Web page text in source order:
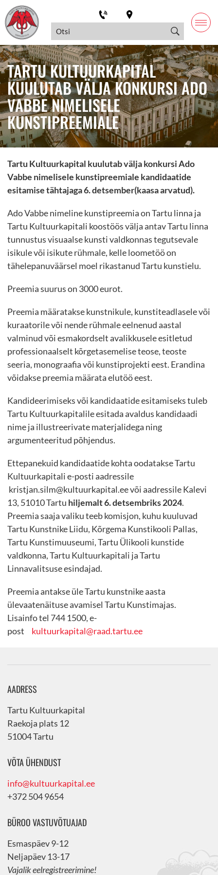
TARTU KULTUURKAPITAL
KUULUTAB VÄLJA KONKURSI ADO
VABBE NIMELISELE
KUNSTIPREEMIALE
Tartu Kultuurkapital kuulutab välja konkursi Ado
Vabbe nimelisele kunstipreemiale kandidaatide
esitamise tähtajaga 6. detsember(kaasa arvatud).
Ado Vabbe nimeline kunstipreemia on Tartu linna ja
Tartu Kultuurkapitali koostöös välja antav Tartu linna
tunnustus visuaalse kunsti valdkonnas tegutsevale
isikule või isikute rühmale, kelle loometöö on
tähelepanuväärsel moel rikastanud Tartu kunstielu.
Preemia suurus on 3000 eurot.
Preemia määratakse kunstnikule, kunstiteadlasele või
kuraatorile või nende rühmale eelnenud aastal
valminud või esmakordselt avalikkusele esitletud
professionaalselt kõrgetasemelise teose, teoste
seeria, monograafia või kunstiprojekti eest. Erandina
võidakse preemia määrata elutöö eest.
Kandideerimiseks või kandidaatide esitamiseks tuleb
Tartu Kultuurkapitalile esitada avaldus kandidaadi
nime ja illustreerivate materjalidega ning
argumenteeritud põhjendus.
Ettepanekuid kandidaatide kohta oodatakse Tartu
Kultuurkapitali e-posti aadressile
kristjan.silm@kultuurkapital.ee või aadressile Kalevi
13, 51010 Tartu hiljemalt 6. detsembriks 2024.
Preemia saaja valiku teeb komisjon, kuhu kuuluvad
Tartu Kunstnike Liidu, Kõrgema Kunstikooli Pallas,
Tartu Kunstimuuseumi, Tartu Ülikooli kunstide
valdkonna, Tartu Kultuurkapitali ja Tartu
Linnavalitsuse esindajad.
Preemia antakse üle Tartu kunstnike aasta
ülevaatenäituse avamisel Tartu Kunstimajas.
Lisainfo tel 744 1500, e-
post kultuurkapital@raad.tartu.ee
AADRESS
Tartu Kultuurkapital
Raekoja plats 12
51004 Tartu
VÕTA ÜHENDUST
info@kultuurkapital.ee
+372 504 9654
BÜROO VASTUVÕTUAJAD
Esmaspäev 9-12
Neljapäev 13-17
Vajalik eelregistreerimine!